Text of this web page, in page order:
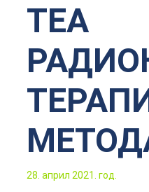
ТЕА
28. април 2021. год.